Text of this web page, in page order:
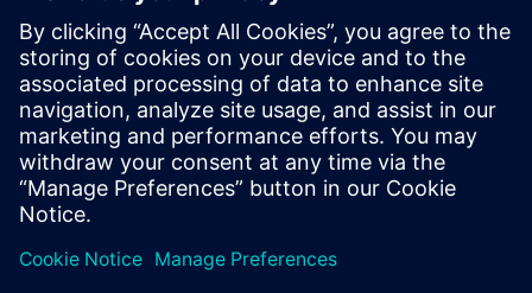
Filtrați titlurile știrilor și comunicatelor de presă anterioare.
Global news portal
Get the latest global press releases, press feature, images and